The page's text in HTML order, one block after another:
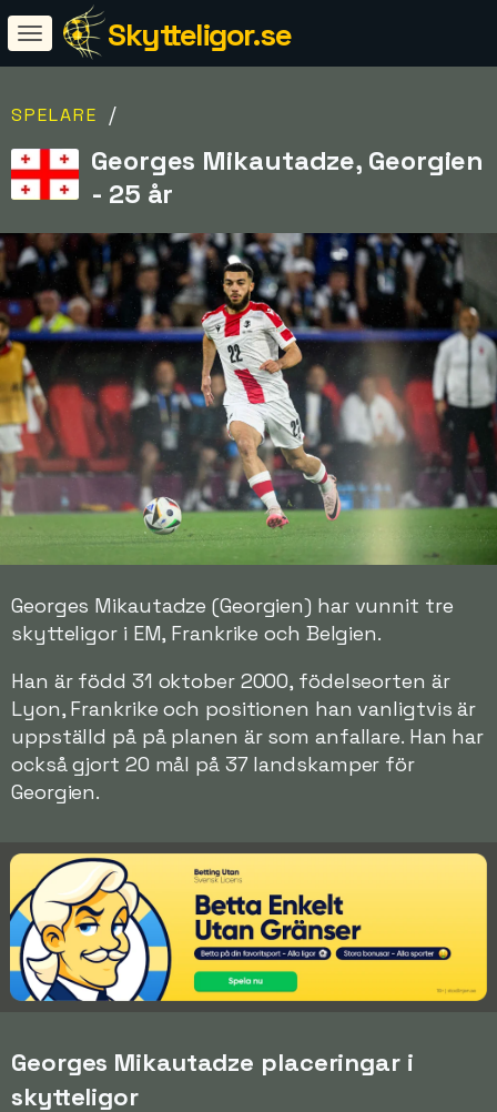
Skytteligor.se
SPELARE /
Georges Mikautadze, Georgien
- 25 år
Georges Mikautadze (Georgien) har vunnit tre
skytteligor i EM, Frankrike och Belgien.
Han är född 31 oktober 2000, födelseorten är
Lyon, Frankrike och positionen han vanligtvis är
uppställd på på planen är som anfallare. Han har
också gjort 20 mål på 37 landskamper för
Georgien.
Georges Mikautadze placeringar i
skytteligor